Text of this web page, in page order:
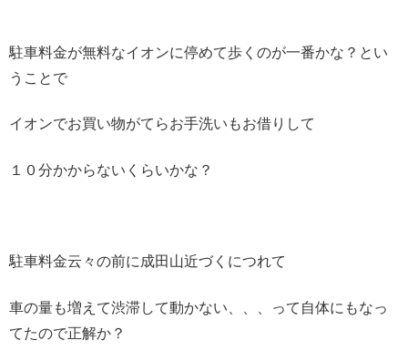
駐車料金が無料なイオンに停めて歩くのが一番かな？とい
うことで
イオンでお買い物がてらお手洗いもお借りして
１０分かからないくらいかな？
駐車料金云々の前に成田山近づくにつれて
車の量も増えて渋滞して動かない、、、って自体にもなっ
てたので正解か？